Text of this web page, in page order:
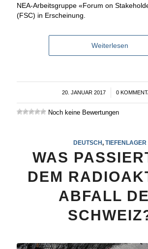
NEA-Arbeitsgruppe «Forum on
(FSC) in Erscheinung.
Weiterlesen
20. JANUAR 2017
/ 0
Noch keine Bewertungen
DEUTSCH,TIEFENLAGER
WAS
DEM
ABFALL